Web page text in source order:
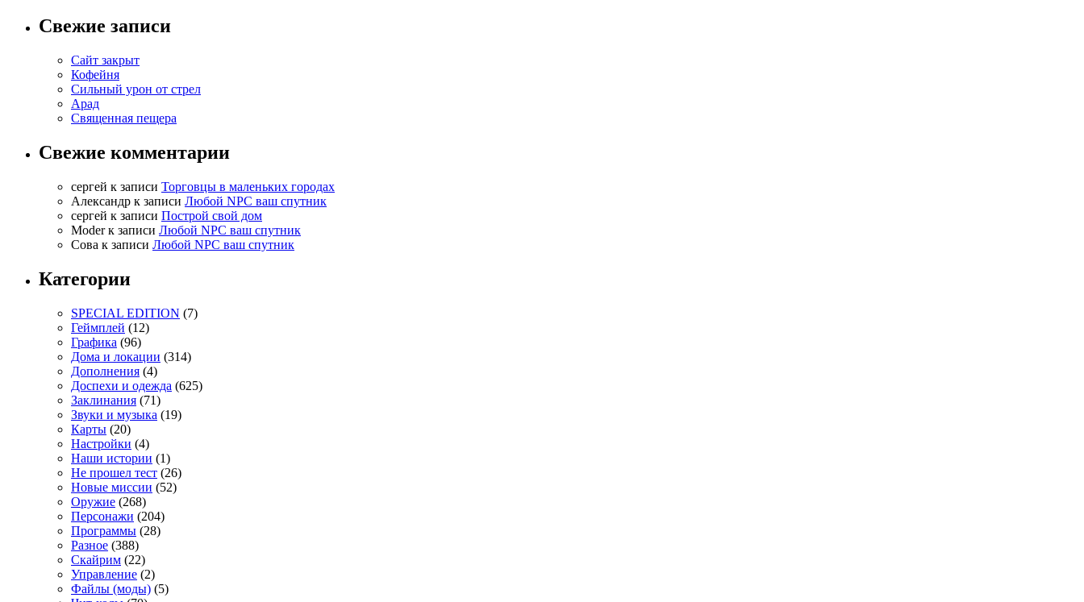
Свежие записи
Сайт закрыт
Кофейня
Cильный урон от стрел
Арад
Священная пещера
Свежие комментарии
cергей к записи Торговцы в маленьких городах
Александр к записи Любой NPC ваш спутник
cергей к записи Построй свой дом
Moderк записи Любой NPC ваш спутник
Сова к записи Любой NPC ваш спутник
Категории
SPECIAL EDITION (7)
Геймплей (12)
Графика (96)
Дома и локации (314)
Дополнения (4)
Доспехи и одежда (625)
Заклинания (71)
Звуки и музыка (19)
Карты (20)
Настройки (4)
Наши истории (1)
Не прошел тест (26)
Новые миссии (52)
Оружие (268)
Персонажи (204)
Программы (28)
Разное (388)
Скайрим (22)
Управление (2)
Файлы (моды) (5)